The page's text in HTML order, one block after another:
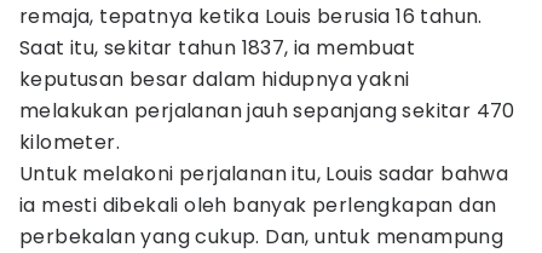
remaja, tepatnya ketika Louis berusia 16 tahun.
Saat itu, sekitar tahun 1837, ia membuat
keputusan besar dalam hidupnya yakni
melakukan perjalanan jauh sepanjang sekitar 470
kilometer.
Untuk melakoni perjalanan itu, Louis sadar bahwa
ia mesti dibekali oleh banyak perlengkapan dan
perbekalan yang cukup. Dan, untuk menampung